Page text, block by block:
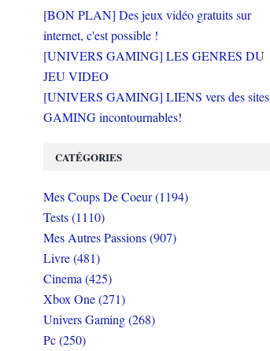
[BON PLAN] Des jeux vidéo gratuits sur
internet, c'est possible !
[UNIVERS GAMING] LES GENRES DU
JEU VIDEO
[UNIVERS GAMING] LIENS vers des sites
GAMING incontournables!
CATÉGORIES
Mes Coups De Coeur (1194)
Tests (1110)
Mes Autres Passions (907)
Livre (481)
Cinema (425)
Xbox One (271)
Univers Gaming (268)
Pc (250)